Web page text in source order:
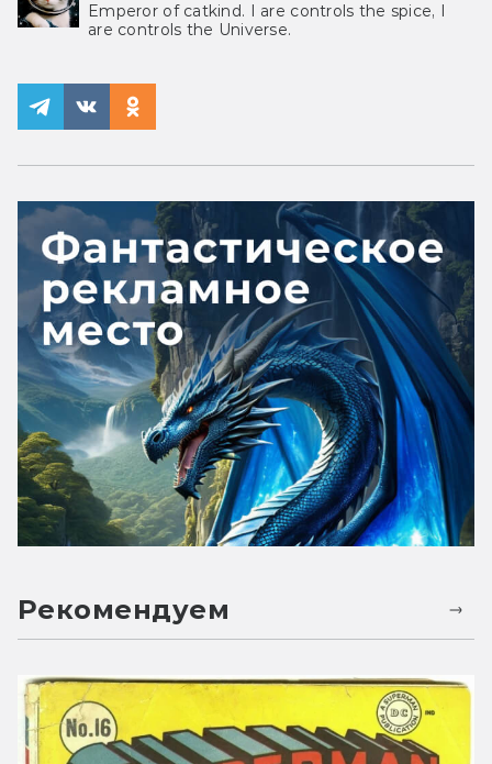
Emperor of catkind. I are controls the spice, I
are controls the Universe.
Рекомендуем